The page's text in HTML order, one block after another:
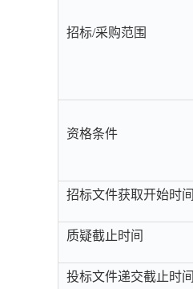
招标/采购范围
资格条件
招标文件获取开始时间
质疑截止时间
投标文件递交截止时间